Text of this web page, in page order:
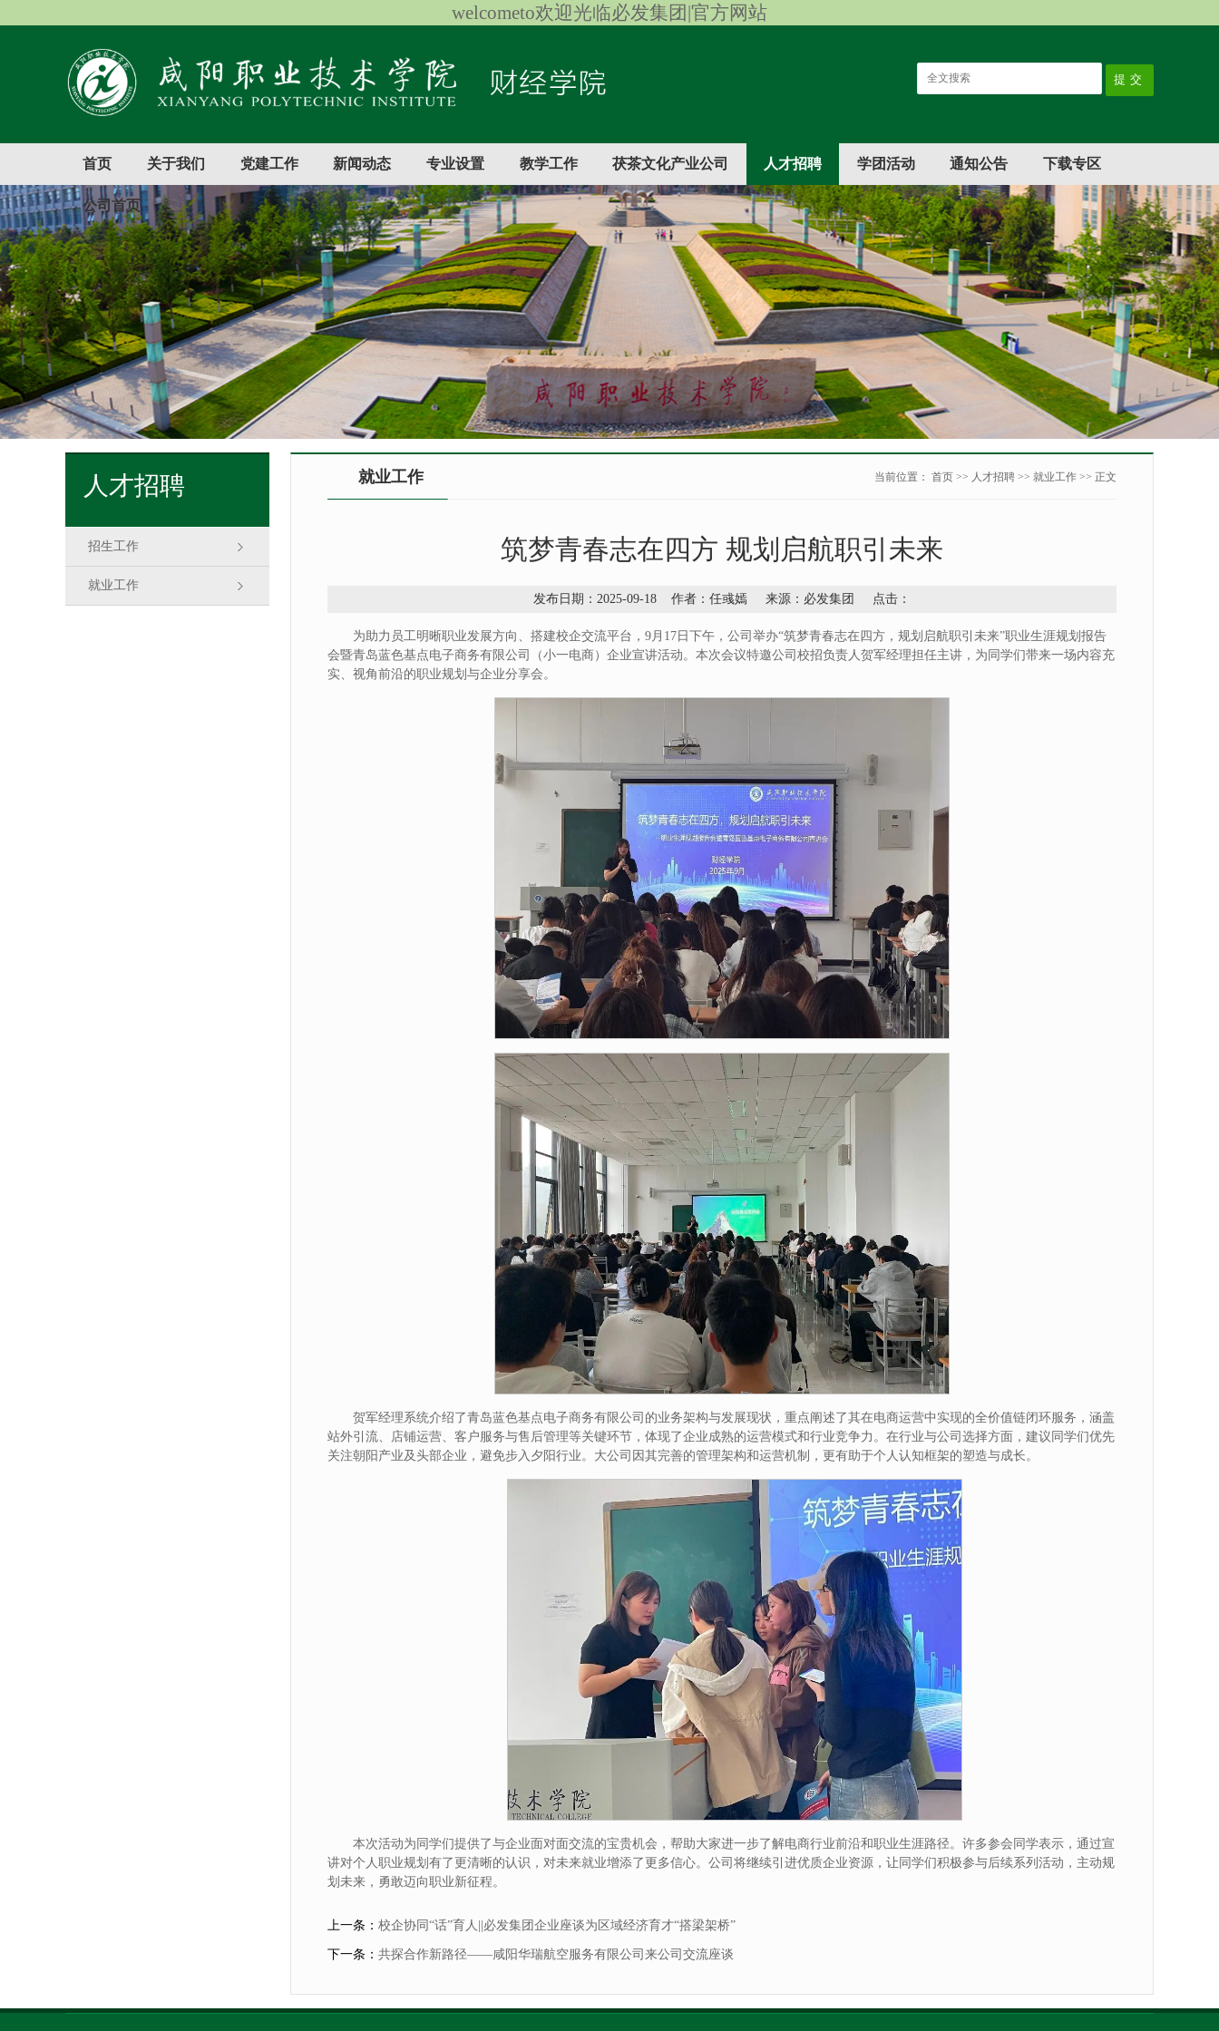
welcometo欢迎光临必发集团|官方网站
首页 关于我们 党建工作 新闻动态 专业设置 教学工作 茯茶文化产业公司 人才招聘 学团活动 通知公告 下载专区
公司首页
人才招聘
招生工作
就业工作
就业工作 当前位置： 首页 >> 人才招聘 >> 就业工作 >> 正文
筑梦青春志在四方 规划启航职引未来
发布日期：2025-09-18 作者：任彧嫣 来源：必发集团 点击：
为助力员工明晰职业发展方向、搭建校企交流平台，9月17日下午，公司举办“筑梦青春志在四方，规划启航职引未来”职业生涯规划报告
会暨青岛蓝色基点电子商务有限公司（小一电商）企业宣讲活动。本次会议特邀公司校招负责人贺军经理担任主讲，为同学们带来一场内容充
实、视角前沿的职业规划与企业分享会。
贺军经理系统介绍了青岛蓝色基点电子商务有限公司的业务架构与发展现状，重点阐述了其在电商运营中实现的全价值链闭环服务，涵盖
站外引流、店铺运营、客户服务与售后管理等关键环节，体现了企业成熟的运营模式和行业竞争力。在行业与公司选择方面，建议同学们优先
关注朝阳产业及头部企业，避免步入夕阳行业。大公司因其完善的管理架构和运营机制，更有助于个人认知框架的塑造与成长。
本次活动为同学们提供了与企业面对面交流的宝贵机会，帮助大家进一步了解电商行业前沿和职业生涯路径。许多参会同学表示，通过宣
讲对个人职业规划有了更清晰的认识，对未来就业增添了更多信心。公司将继续引进优质企业资源，让同学们积极参与后续系列活动，主动规
划未来，勇敢迈向职业新征程。
上一条： 校企协同“话”育人||必发集团​企业座谈为区域经济育才“搭梁架桥”
下一条： 共探合作新路径——咸阳华瑞航空服务有限公司来公司交流座谈